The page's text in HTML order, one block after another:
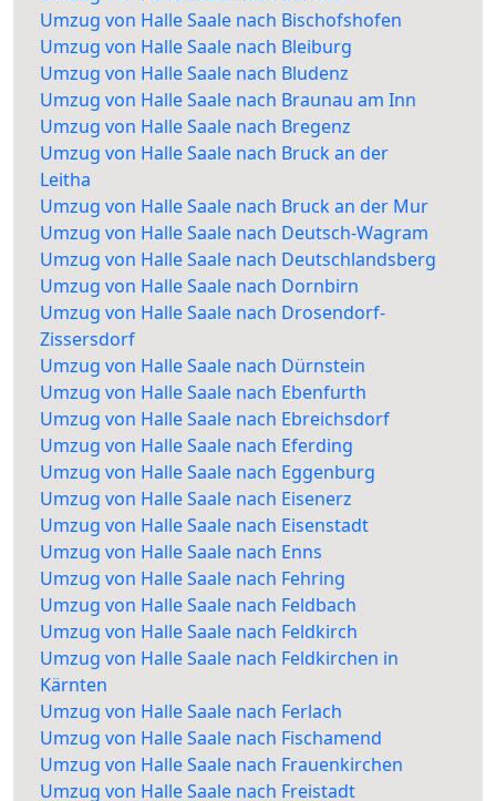
Umzug von Halle Saale nach Bischofshofen
Umzug von Halle Saale nach Bleiburg
Umzug von Halle Saale nach Bludenz
Umzug von Halle Saale nach Braunau am Inn
Umzug von Halle Saale nach Bregenz
Umzug von Halle Saale nach Bruck an der
Leitha
Umzug von Halle Saale nach Bruck an der Mur
Umzug von Halle Saale nach Deutsch-Wagram
Umzug von Halle Saale nach Deutschlandsberg
Umzug von Halle Saale nach Dornbirn
Umzug von Halle Saale nach Drosendorf-
Zissersdorf
Umzug von Halle Saale nach Dürnstein
Umzug von Halle Saale nach Ebenfurth
Umzug von Halle Saale nach Ebreichsdorf
Umzug von Halle Saale nach Eferding
Umzug von Halle Saale nach Eggenburg
Umzug von Halle Saale nach Eisenerz
Umzug von Halle Saale nach Eisenstadt
Umzug von Halle Saale nach Enns
Umzug von Halle Saale nach Fehring
Umzug von Halle Saale nach Feldbach
Umzug von Halle Saale nach Feldkirch
Umzug von Halle Saale nach Feldkirchen in
Kärnten
Umzug von Halle Saale nach Ferlach
Umzug von Halle Saale nach Fischamend
Umzug von Halle Saale nach Frauenkirchen
Umzug von Halle Saale nach Freistadt